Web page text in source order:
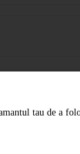
tau de a